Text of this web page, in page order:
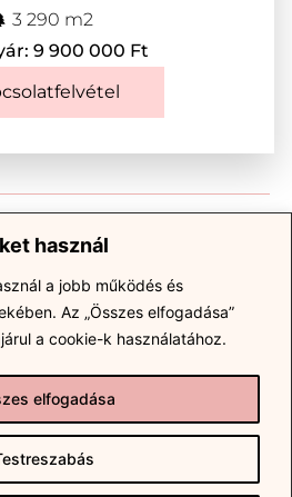
használ
a jobb működés és
Az „Összes elfogadása”
a cookie-k használatához.
elfogadása
3 290 m2
9 900 000 Ft